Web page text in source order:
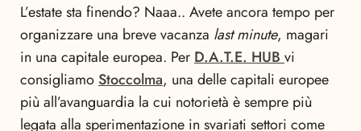
L’estate sta finendo? Naaa.. Avete ancora tempo per
organizzare una breve vacanza last minute, magari
in una capitale europea. Per D.A.T.E. HUB vi
consigliamoStoccolma, una delle capitali europee
più all’avanguardia la cui notorietà è sempre più
legata alla sperimentazione in svariati settori come